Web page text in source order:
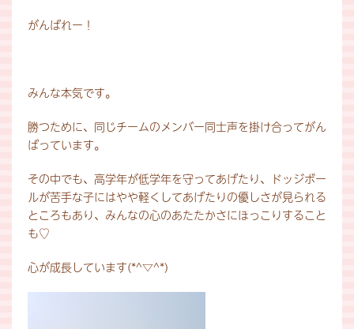
がんばれー！
みんな本気です。
勝つために、同じチームのメンバー同士声を掛け合ってがん
ばっています。
その中でも、高学年が低学年を守ってあげたり、ドッジボー
ルが苦手な子にはやや軽くしてあげたりの優しさが見られる
ところもあり、みんなの心のあたたかさにほっこりすること
も♡
心が成長しています(*^▽^*)